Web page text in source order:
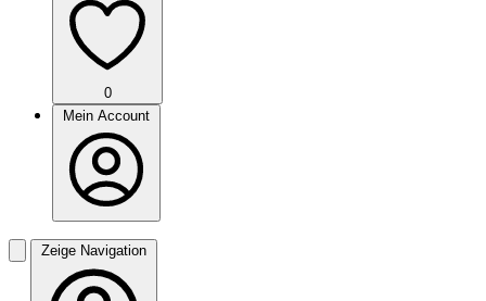
0
Mein Account
Zeige Navigation